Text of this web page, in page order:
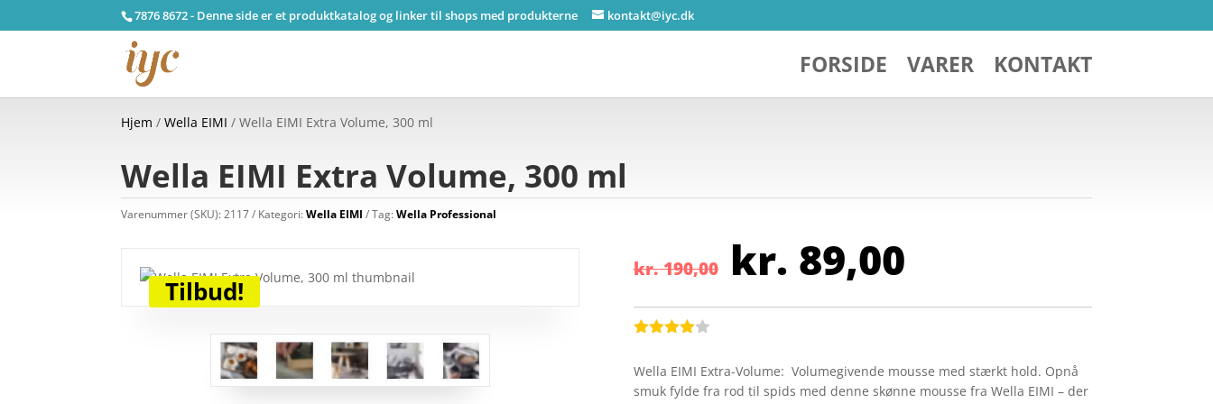
7876 8672 - Denne side er et produktkatalog og linker til shops med produkterne kontakt@iyc.dk
FORSIDE VARER KONTAKT
Hjem /Wella EIMI / Wella EIMI Extra Volume, 300 ml
Wella EIMI Extra Volume, 300 ml
Varenummer (SKU):2117 Kategori:Wella EIMI Tag:Wella Professional
Tilbud!
kr.190,00 Den
oprindelige
pris
var:
kr. 89,00Den
aktuelle
pris
er:
ud af 5
baseret
Wella EIMI Extra-Volume: Volumegivende mousse med stærkt hold. Opnå
smuk fylde fra rod til spids med denne skønne mousse fra Wella EIMI – der